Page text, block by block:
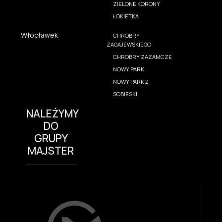
ZIELONE KORONY
ŁOKIETKA
Włocławek
CHROBRY
ZAGAJEWSKIEGO
CHROBRY ZAZAMCZE
NOWY PARK
NOWY PARK 2
SOBIESKI
NALEŻYMY
DO
GRUPY
MAJSTER